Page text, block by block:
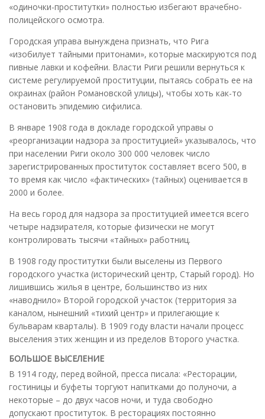
«одиночки-проститутки» полностью избегают врачебно-
полицейского осмотра.
Городская управа вынуждена признать, что Рига
«изобилует тайными притонами», которые маскируются под
пивные лавки и кофейни. Власти Риги решили вернуться к
системе регулируемой проституции, пытаясь собрать ее на
окраинах (район Романовской улицы), чтобы хоть как-то
остановить эпидемию сифилиса.
В январе 1908 года в докладе городской управы о
«реорганизации надзора за проституцией» указывалось, что
при населении Риги около 300 000 человек число
зарегистрированных проституток составляет всего 500, в
то время как число «фактических» (тайных) оценивается в
2000 и более.
На весь город для надзора за проституцией имеется всего
четыре надзирателя, которые физически не могут
контролировать тысячи «тайных» работниц.
В 1908 году проститутки были выселены из Первого
городского участка (исторический центр, Старый город). Но
лишившись жилья в центре, большинство из них
«наводнило» Второй городской участок (территория за
каналом, нынешний «тихий центр» и прилегающие к
бульварам кварталы). В 1909 году власти начали процесс
выселения этих женщин и из пределов Второго участка.
БОЛЬШОЕ ВЫСЕЛЕНИЕ
В 1914 году, перед войной, пресса писала: «Ресторации,
гостиницы и буфеты торгуют напитками до полуночи, а
некоторые – до двух часов ночи, и туда свободно
допускают проституток. В ресторациях постоянно